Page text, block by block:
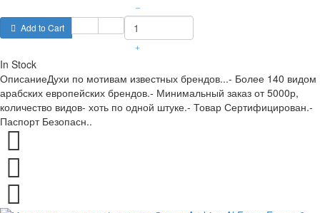
Add to Cart
–
+
In Stock
ОписаниеДухи по мотивам известных брендов...- Более 140 видом
арабских европейских брендов.- Минимальный заказ от 5000р,
количество видов- хоть по одной штуке.- Товар Сертифицирован.-
Паспорт Безопасн..